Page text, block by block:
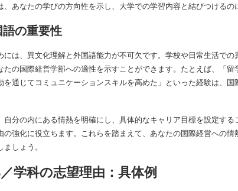
あなたの学びの方向性を示し、大学での学習内容と結びつけるの
の重要性
には、異文化理解と外国語能力が不可欠です。学校や日常生活で
の国際経営学部への適性を示すことができます。たとえば、「
を通じてコミュニケーションスキルを高めた」といった経験は、
自分の内にある情熱を明確にし、具体的なキャリア目標を設定す
強化に役立ちます。これらを踏まえて、あなたの国際経営への
しょう。
学科の志望理由：具体例